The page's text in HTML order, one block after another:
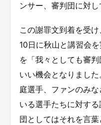
ンサー、審判団に対し
この謝罪文到着を受
10日に秋山と講習会
を「我々としても審
いい機会となりまし
庭選手、ファンのみ
いる選手たちに対す
団としてはそれを言